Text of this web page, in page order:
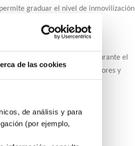
de las cookies
de análisis y para
(por ejemplo,
graduar el nivel de inmovilización
ejerce una micro-presión durante el
previene la aparición de olores y